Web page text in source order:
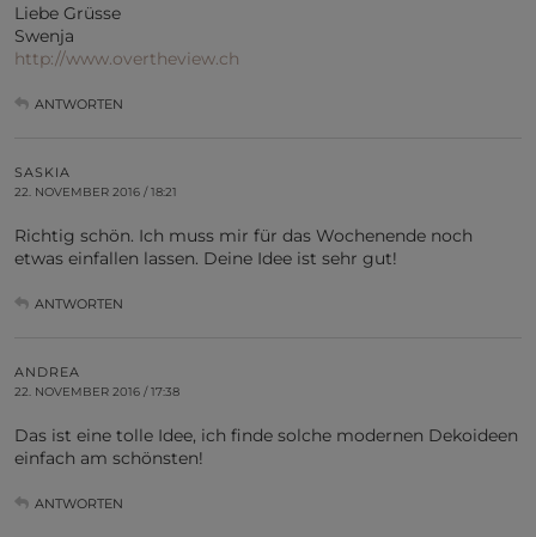
Liebe Grüsse
Swenja
http://www.overtheview.ch
ANTWORTEN
SASKIA
22. NOVEMBER 2016 / 18:21
Richtig schön. Ich muss mir für das Wochenende noch
etwas einfallen lassen. Deine Idee ist sehr gut!
ANTWORTEN
ANDREA
22. NOVEMBER 2016 / 17:38
Das ist eine tolle Idee, ich finde solche modernen Dekoideen
einfach am schönsten!
ANTWORTEN